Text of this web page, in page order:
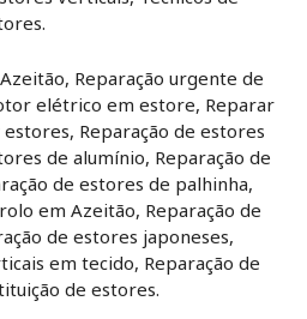
Reparação urgente de
elétrico em estore, Reparar
Reparação de estores
de alumínio, Reparação de
de estores de palhinha,
em Azeitão, Reparação de
de estores japoneses,
em tecido, Reparação de
de estores.